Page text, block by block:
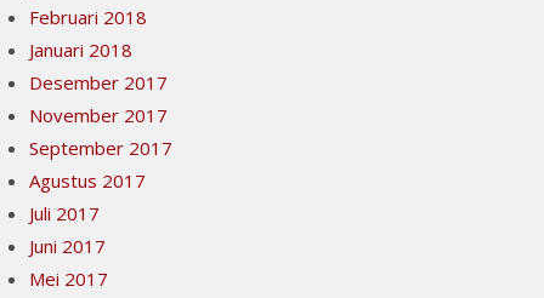
Februari 2018
Januari 2018
Desember 2017
November 2017
September 2017
Agustus 2017
Juli 2017
Juni 2017
Mei 2017